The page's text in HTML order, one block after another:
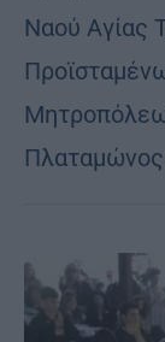
Ναού Αγίας